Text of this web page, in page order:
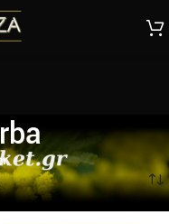
etiketlendi